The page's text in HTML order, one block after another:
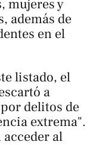
mujeres y
además de
en el
listado, el
a
delitos de
extrema".
al